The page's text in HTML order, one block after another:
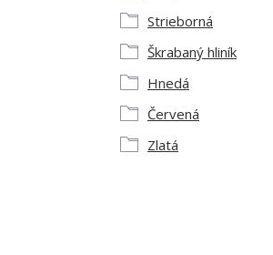
Strieborná
Škrabaný hliník
Hnedá
Červená
Zlatá